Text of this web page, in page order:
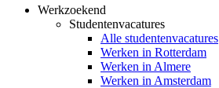
Werkzoekend
Studentenvacatures
Alle studentenvacatures
Werken in Rotterdam
Werken in Almere
Werken in Amsterdam